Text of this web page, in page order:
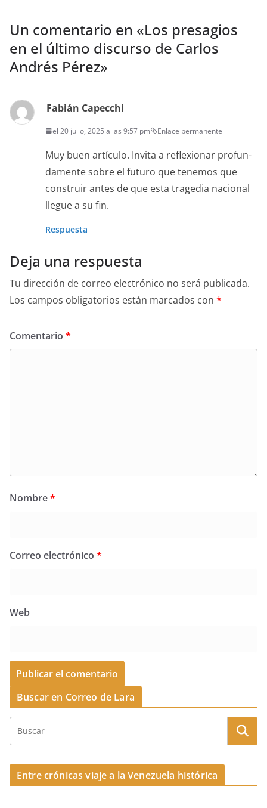
Un comentario en «Los presagios
en el último discurso de Carlos
Andrés Pérez»
Fabián Capecchi
el 20 julio, 2025 a las 9:57 pm Enlace permanente
Muy buen artícu­lo. Invi­ta a reflex­ionar pro­fun­
da­mente sobre el futuro que ten­emos que
con­stru­ir antes de que esta trage­dia nacional
llegue a su fin.
Respuesta
Deja una respuesta
Tu dirección de correo electrónico no será publicada.
Los campos obligatorios están marcados con *
Comentario *
Nombre*
Correo electrónico *
Web
Buscar en Correo de Lara
Entre crónicas viaje a la Venezuela histórica